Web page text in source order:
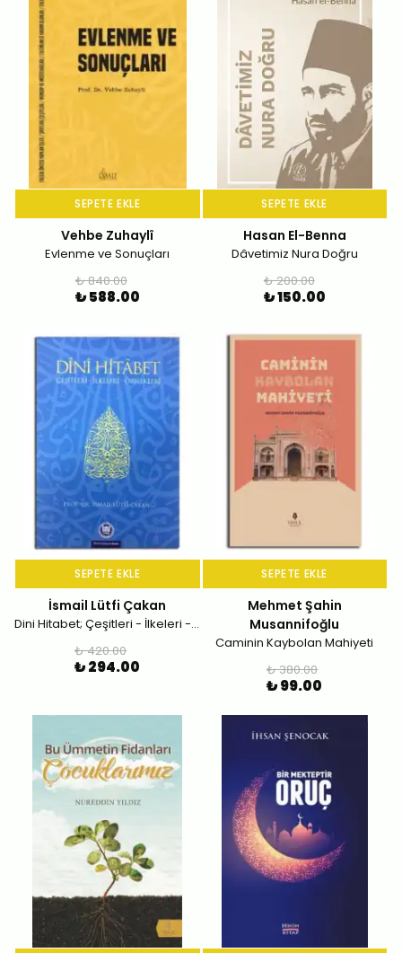
SEPETE EKLE
Vehbe Zuhaylî
Evlenme ve Sonuçları
₺ 840.00
₺ 588.00
SEPETE EKLE
Hasan El-Benna
Dâvetimiz Nura Doğru
₺ 200.00
₺ 150.00
SEPETE EKLE
İsmail Lütfi Çakan
Dini Hitabet; Çeşitleri - İlkeleri - Örnekleri
₺ 420.00
₺ 294.00
SEPETE EKLE
Mehmet Şahin
Musannifoğlu
Caminin Kaybolan Mahiyeti
₺ 380.00
₺ 99.00